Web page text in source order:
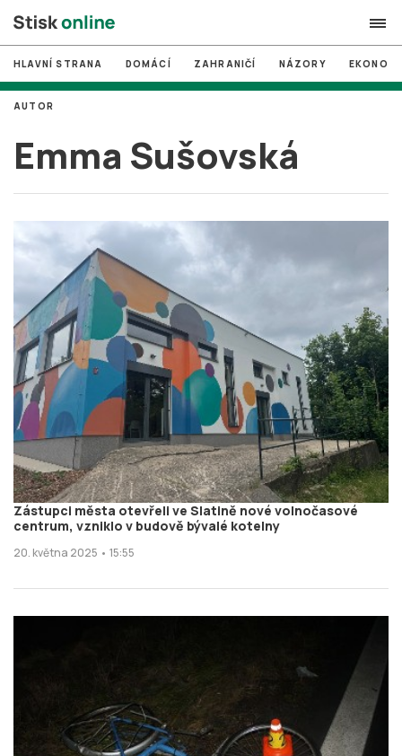
search
# MUNI
# Brno
# volby
login PŘIHLÁSIT SE
Zapomněli jste heslo?
Založit nový účet
HLAVNÍ STRANA DOMÁCÍ ZAHRANIČÍ NÁZORY
Emma Sušovská
AUTOR
Zástupci města otevřeli ve Slatině nové volnočasové
centrum, vzniklo v budově bývalé kotelny
20. května 2025 • 15:55